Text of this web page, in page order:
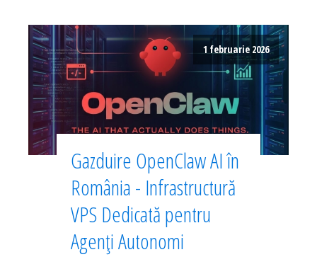
1 februarie 2026
Gazduire OpenClaw AI în
România - Infrastructură
VPS Dedicată pentru
Agenți Autonomi